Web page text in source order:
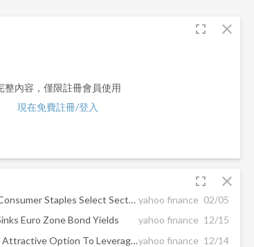
fullscreen close
整內容，僅限註冊會員使用
現在免費註冊/登入
fullscreen close
Advisory Alpha, LLC Buys Consumer Staples Select Sector SPDR, SPDR Portfolio Short Term ... yahoo finance 02/05
Euro Zone Bond Yields
yahoo finance 12/15
High Yield Becoming More Attractive Option To Leveraged Loansyahoo finance 12/14